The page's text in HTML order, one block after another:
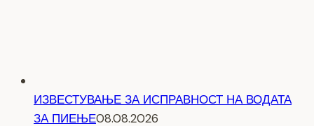
ИЗВЕСТУВАЊЕ ЗА ИСПРАВНОСТ НА ВОДАТА
ЗА ПИЕЊЕ08.08.2026